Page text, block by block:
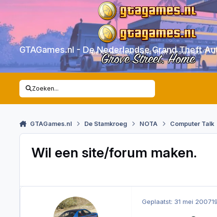
GTAGames.nl - De Nederlandse Grand Theft
De Nederlandse Grand Theft Auto website!
Grove Street. Home
Zoeken...
GTAGames.nl De Stamkroeg NOTA Computer Talk
Wil een site/forum maken.
Geplaatst: 31 mei 2007